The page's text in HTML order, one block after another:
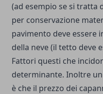
(ad esempio se si tratta
per conservazione
pavimento deve essere
della neve (il tetto deve
Fattori questi che
determinante. Inoltre
è che il prezzo dei